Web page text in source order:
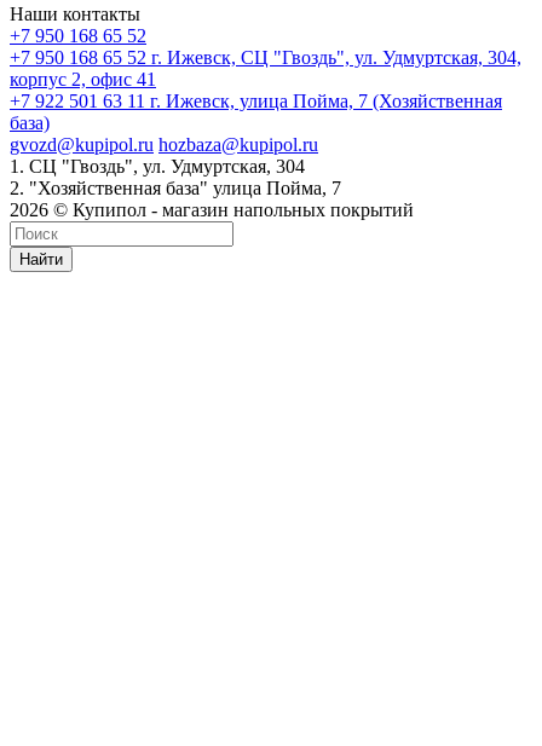
Наши контакты
+7 950 168 65 52
+7 950 168 65 52 г. Ижевск, СЦ "Гвоздь", ул. Удмуртская, 304,
корпус 2, офис 41
+7 922 501 63 11 г. Ижевск, улица Пойма, 7 (Хозяйственная
база)
gvozd@kupipol.ru hozbaza@kupipol.ru
1. СЦ "Гвоздь", ул. Удмуртская, 304
2. "Хозяйственная база" улица Пойма, 7
2026 © Купипол - магазин напольных покрытий
Найти